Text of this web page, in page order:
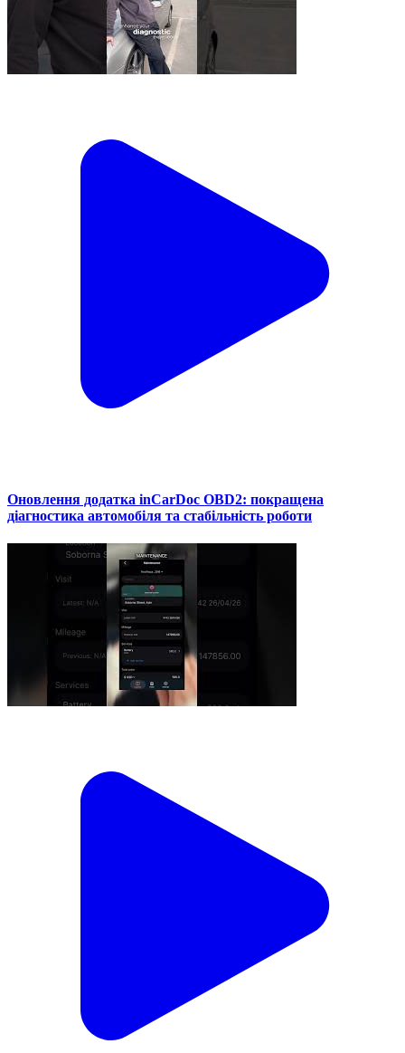
Оновлення додатка inCarDoc OBD2: покращена
діагностика автомобіля та стабільність роботи